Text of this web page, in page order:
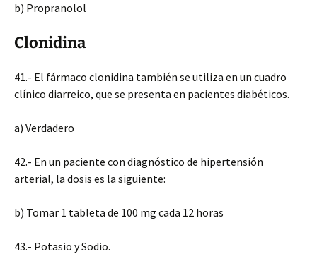
b) Propranolol
Clonidina
41.- El fármaco clonidina también se utiliza en un cuadro
clínico diarreico, que se presenta en pacientes diabéticos.
a) Verdadero
42.- En un paciente con diagnóstico de hipertensión
arterial, la dosis es la siguiente:
b) Tomar 1 tableta de 100 mg cada 12 horas
43.- Potasio y Sodio.